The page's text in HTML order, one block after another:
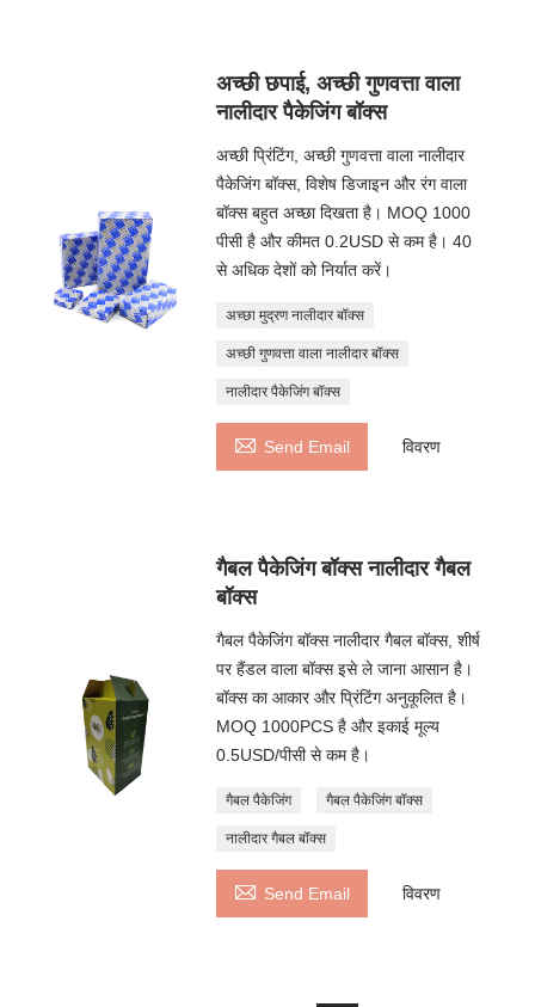
अच्छी छपाई, अच्छी गुणवत्ता वाला
नालीदार पैकेजिंग बॉक्स
अच्छी प्रिंटिंग, अच्छी गुणवत्ता वाला नालीदार
पैकेजिंग बॉक्स, विशेष डिजाइन और रंग वाला
बॉक्स बहुत अच्छा दिखता है। MOQ 1000
पीसी है और कीमत 0.2USD से कम है। 40
से अधिक देशों को निर्यात करें।
अच्छा मुद्रण नालीदार बॉक्स
अच्छी गुणवत्ता वाला नालीदार बॉक्स
नालीदार पैकेजिंग बॉक्स
 Send Email विवरण
गैबल पैकेजिंग बॉक्स नालीदार गैबल
बॉक्स
गैबल पैकेजिंग बॉक्स नालीदार गैबल बॉक्स, शीर्ष
पर हैंडल वाला बॉक्स इसे ले जाना आसान है।
बॉक्स का आकार और प्रिंटिंग अनुकूलित है।
MOQ 1000PCS है और इकाई मूल्य
0.5USD/पीसी से कम है।
गैबल पैकेजिंग गैबल पैकेजिंग बॉक्स
नालीदार गैबल बॉक्स
 Send Email विवरण